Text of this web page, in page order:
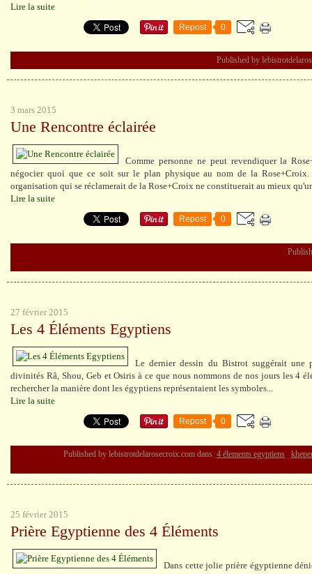
Lire la suite
Repost 0
Published by
3 mars 2015
Une Rencontre éclairée
Comme personne ne peut revendiquer la
négocier quoi que ce soit sur le plan physique au nom de la Rose+Croix.
organisation qui se réclamerait de la Rose+Croix ne constituerait au mieux
Lire la suite
Repost 0
27 février 2015
Les 4 Éléments Egyptiens
Le dernier dessin du Bistrot suggérait une
divinités Râ, Shou, Geb et Osiris à ce que nous nommons de nos jours les 4
rechercher la manière dont les égyptiens représentaient les symboles...
Lire la suite
Repost 0
Published by lebistrotdelarosecroix.com dans 4 élements egyptiens
25 février 2015
Prière Egyptienne des 4 Éléments
Dans cette jolie prière égyptienne